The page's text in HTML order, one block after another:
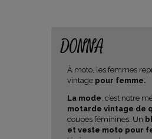
DONNA
À moto, les femmes
vintage pour femme.
La mode, c’est notre
motarde vintage de
coupes féminines. Un
et veste moto pour